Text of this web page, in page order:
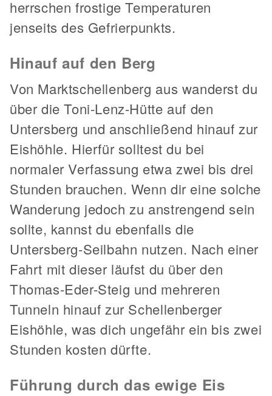
herrschen frostige Temperaturen
jenseits des Gefrierpunkts.
Hinauf auf den Berg
Von Marktschellenberg aus wanderst du
über die Toni-Lenz-Hütte auf den
Untersberg und anschließend hinauf zur
Eishöhle. Hierfür solltest du bei
normaler Verfassung etwa zwei bis drei
Stunden brauchen. Wenn dir eine solche
Wanderung jedoch zu anstrengend sein
sollte, kannst du ebenfalls die
Untersberg-Seilbahn nutzen. Nach einer
Fahrt mit dieser läufst du über den
Thomas-Eder-Steig und mehreren
Tunneln hinauf zur Schellenberger
Eishöhle, was dich ungefähr ein bis zwei
Stunden kosten dürfte.
Führung durch das ewige Eis